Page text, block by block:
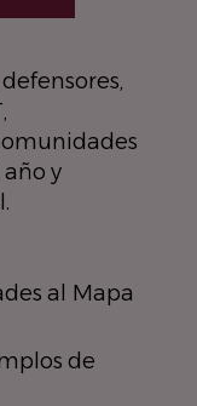
y
al Mapa
de